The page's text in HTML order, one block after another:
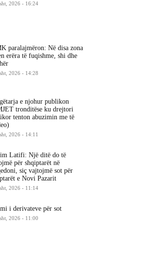
2026 - 16:24
paralajmëron: Në disa zona
erëra të fuqishme, shi dhe
2026 - 14:28
e njohur publikon
tronditëse ku drejtori
tenton abuzimin me të
2026 - 14:11
Latifi: Një ditë do të
për shqiptarët në
siç vajtojmë sot për
e Novi Pazarit
2026 - 11:14
i derivateve për sot
2026 - 11:00